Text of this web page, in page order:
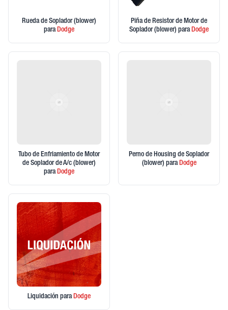
Rueda de Soplador (blower)
paraDodge
Piña de Resistor de Motor de
Soplador (blower) paraDodge
Tubo de Enfriamiento de Motor
de Soplador de A/c (blower)
paraDodge
Perno de Housing de Soplador
(blower) paraDodge
Liquidación paraDodge